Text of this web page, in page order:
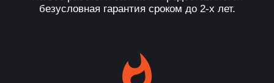
безусловная гарантия сроком до 2-х лет.